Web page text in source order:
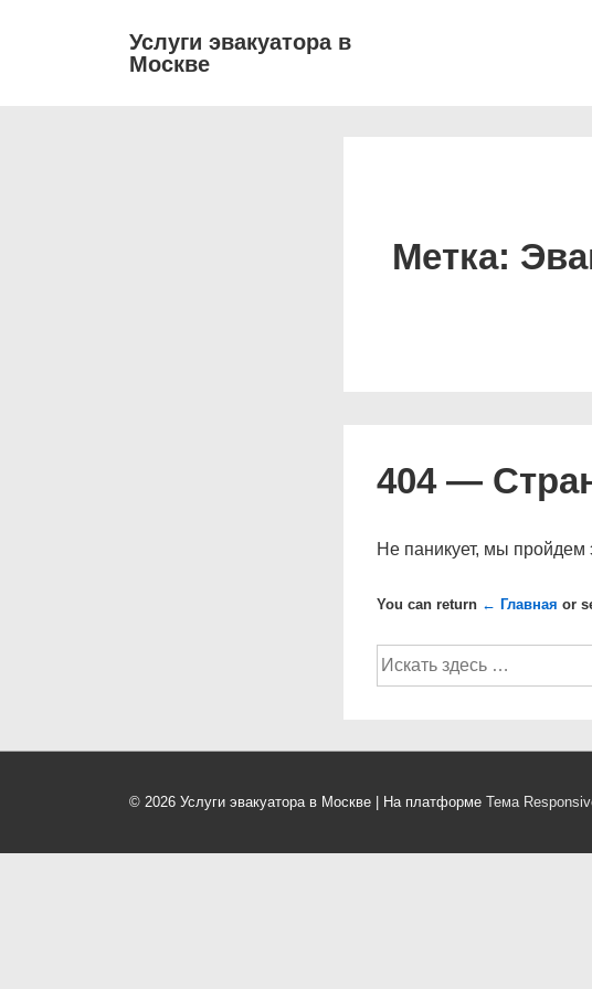
Услуги эвакуатора в
Москве
Метка:
404 —
Не паникует, мы пройдем
You can return ← Главная or
Поиск
по:
© 2026 Услуги эвакуатора в Москве | На платформе Тема